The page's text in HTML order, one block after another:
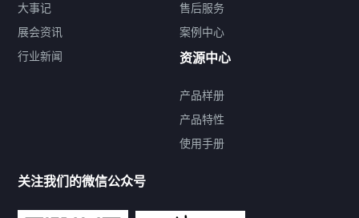
提交您的需求，免费获取产品资料
--亦可拨打我们的24小时服务咨询热线--
大事记
展会资讯
行业新闻
售后服务
案例中心
资源中心
产品样册
产品特性
使用手册
关注我们的微信公众号